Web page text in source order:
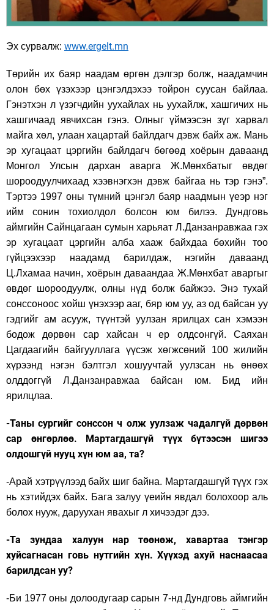
Эх сурвалж: www.ergelt.mn
Төрийн их баяр наадам өргөн дэлгэр болж, наадамчин
олон бөх үзэхээр цэнгэлдэхээ тойрон суусан байлаа.
Гэнэтхэн л үзэгчдийн уухайлах нь уухайлж, хашгичих нь
хашгичаад явчихсан гэнэ. Олныг үймээсэн зүг харвал
майга хөл, улаан хацартай байлдагч дэвж байх аж. Мань
эр хугацаат цэргийн байлдагч бөгөөд хоёрын даваанд
Монгол Улсын дархан аварга Ж.Мөнхбатыг өвдөг
шороодуулчихаад хээвнэгхэн дэвж байгаа нь тэр гэнэ”.
Тэртээ 1997 оны түмний цэнгэл баяр наадмын үеэр нэг
ийм сонин тохиолдол болсон юм билээ. Дундговь
аймгийн Сайнцагаан сумын харьяат Л.Данзанравжаа гэх
эр хугацаат цэргийн алба хааж байхдаа бөхийн тоо
гүйцээхээр наадамд барилдаж, нэгийн даваанд
Ц.Лхамаа начин, хоёрын даваандаа Ж.Мөнхбат аваргыг
өвдөг шороодуулж, олны нүд болж байжээ. Энэ тухай
сонссоноос хойш үнэхээр ааг, бяр юм уу, аз од байсан уу
гэдгийг ам асууж, түүнтэй уулзан ярилцах сан хэмээн
бодож дөрвөн сар хайсан ч ер олдсонгүй. Саяхан
Цагдаагийн байгууллага үүсэж хөгжсөний 100 жилийн
хүрээнд нэгэн бэлтгэл хошуучтай уулзсан нь өнөөх
олддоггүй Л.Данзанравжаа байсан юм. Бид ийн
ярилцлаа.
-Таны сургийг сонссон ч олж уулзаж чадалгүй дөрвөн
сар өнгөрлөө. Мартагдашгүй түүх бүтээсэн шигээ
олдошгүй нууц хүн юм аа, та?
-Арай хэтрүүлээд байх шиг байна. Мартагдашгүй түүх гэх
нь хэтийдэх байх. Бага залуу үеийн явдал болохоор аль
болох нууж, даруухан явахыг л хичээдэг дээ.
-Та зундаа халуун нар төөнөж, хавартаа тэнгэр
хуйсагнасан говь нутгийн хүн. Хүүхэд ахуй наснаасаа
барилдсан уу?
-Би 1977 оны долоодугаар сарын 7-нд Дундговь аймгийн